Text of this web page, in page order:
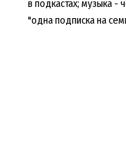
в подкастах; музыка -
"одна подписка на